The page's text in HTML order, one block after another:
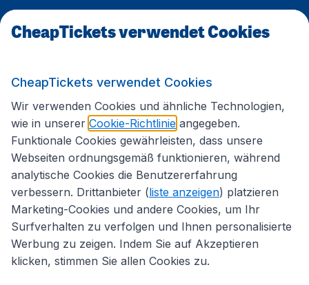
Internationale Webseiten
Folgen Sie uns:
CheapTickets verwendet Cookies
CheapTickets verwendet Cookies
Wir verwenden Cookies und ähnliche Technologien,
wie in unserer Cookie-Richtlinie angegeben.
Funktionale Cookies gewährleisten, dass unsere
Webseiten ordnungsgemäß funktionieren, während
analytische Cookies die Benutzererfahrung
verbessern. Drittanbieter (liste anzeigen) platzieren
Marketing-Cookies und andere Cookies, um Ihr
Surfverhalten zu verfolgen und Ihnen personalisierte
Werbung zu zeigen. Indem Sie auf Akzeptieren
klicken, stimmen Sie allen Cookies zu.